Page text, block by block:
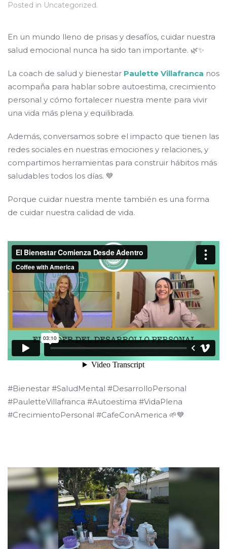
Posted in Uncategorized.
En un mundo lleno de prisas y desafíos, cuidar nuestra
salud emocional nunca ha sido tan importante. 🌿✨
La coach de salud y bienestar Paulette Villafranca nos
acompaña para hablar sobre autoestima, crecimiento
personal y cómo fortalecer nuestra mente para vivir
una vida más plena y equilibrada.
Además, conversamos sobre el impacto que tienen las
redes sociales en nuestras emociones y relaciones, y
compartimos herramientas para construir hábitos más
saludables todos los días. 💙
Porque cuidar nuestra mente también es una forma
de cuidar nuestra calidad de vida.
#Bienestar #SaludMental #DesarrolloPersonal
#PauletteVillafranca #Autoestima #VidaPlena
#CrecimientoPersonal #CafeConAmerica 🌱💙